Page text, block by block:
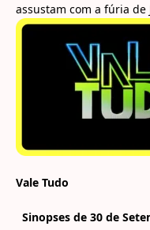
assustam com a fúria de
Vale Tudo
Sinopses de 30 de